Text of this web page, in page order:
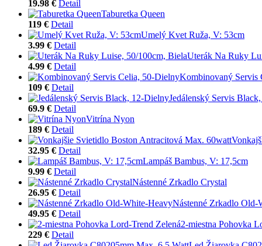
19.98 € Detail
Taburetka Queen
119 € Detail
Umelý Kvet Ruža, V: 53cm
3.99 € Detail
Uterák Na Ruky
4.99 € Detail
Kombinovaný Servis
109 € Detail
Jedálenský Servis
69.9 € Detail
Vitrína Nyon
189 € Detail
32.95 € Detail
Lampáš Bambus, V: 17,5cm
9.99 € Detail
Nástenné Zrkadlo Crystal
26.95 € Detail
Nástenné Zrkadlo Old-
49.95 € Detail
2-miestna Pohovka
229 € Detail